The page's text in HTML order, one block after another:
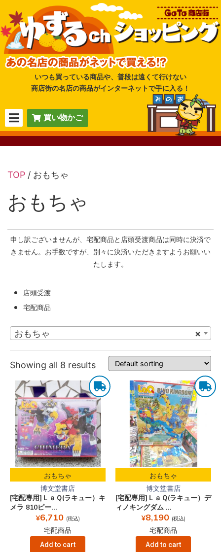
いつも買っている商品や、普段は遠くて行けない
商店街の名店の商品がインターネットで手に入る！
買い物かご
TOP / おもちゃ
おもちゃ
申し訳ございませんが、宅配商品と店頭受渡商品は同時に決済で
きません。お手数ですが、別々に決済いただきますようお願いい
たします。
店頭受渡
宅配商品
×
おもちゃ
Showing all 8 results
おもちゃ
博文堂書店
[宅配専用]ＬａＱ(ラキュー）キ
メラ 810ピー...
¥6,710 (税込)
宅配商品
Add to cart
おもちゃ
博文堂書店
[宅配専用]ＬａＱ(ラキュー）デ
ィノキングダム ...
¥8,190 (税込)
宅配商品
Add to cart